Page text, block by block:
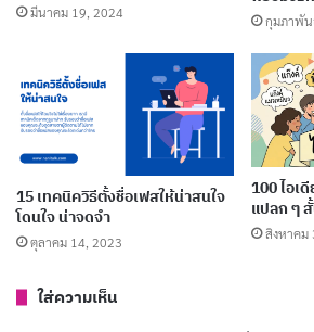
กระทะ ร้อนแรง
หม้อแกง หอมกรุ่น
วัตถุดิบ สดใหม่
อาหาร อร่อยถูกปาก
กล้องถ่ายรูป จับภาพ
เลนส์ คมชัด
แสงไฟ สว่างไสว
มุมมอง สร้างสรรค์
มีนาคม 19, 2024 กุมภาพัน
15 เทคนิควิธีตั้งชื่อเฟสให้น่าสนใจ
โดนใจ น่าจดจำ
ตุลาคม 14, 2023
100 ไอเ
แปลก ๆ
สิงหาคม
ใส่ความเห็น